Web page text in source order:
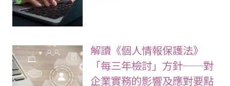
解讀《個人情報保護法》
「每三年檢討」方針──對
企業實務的影響及應對要點